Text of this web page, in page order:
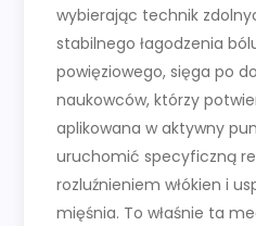
wybierając technik
stabilnego łagodzenia
powięziowego, sięga po
naukowców, którzy
aplikowana w aktywny
uruchomić specyficzną
rozluźnieniem włókien i
mięśnia. To właśnie ta